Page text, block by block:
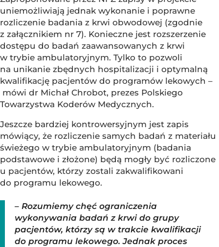
uniemożliwiają jednak wykonanie i poprawne
rozliczenie badania z krwi obwodowej (zgodnie
z załącznikiem nr 7). Konieczne jest rozszerzenie
dostępu do badań zaawansowanych z krwi
w trybie ambulatoryjnym. Tylko to pozwoli
na unikanie zbędnych hospitalizacji i optymalną
kwalifikację pacjentów do programów lekowych –
mówi dr Michał Chrobot, prezes Polskiego
Towarzystwa Koderów Medycznych.
Jeszcze bardziej kontrowersyjnym jest zapis
mówiący, że rozliczenie samych badań z materiału
świeżego w trybie ambulatoryjnym (badania
podstawowe i złożone) będą mogły być rozliczone
u pacjentów, którzy zostali zakwalifikowani
do programu lekowego.
– Rozumiemy chęć ograniczenia
wykonywania badań z krwi do grupy
pacjentów, którzy są w trakcie kwalifikacji
do programu lekowego. Jednak proces